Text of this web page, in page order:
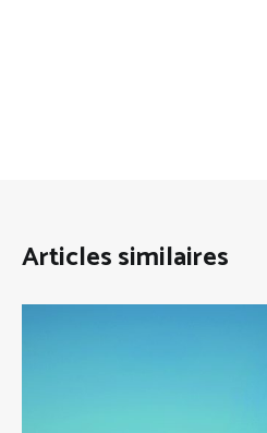
Articles similaires